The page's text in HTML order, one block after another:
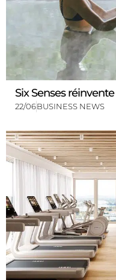
Six Senses
22/06BUSINESS NEWS